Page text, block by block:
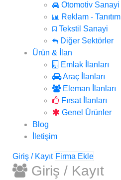
Otomotiv Sanayi
Reklam - Tanıtım
Tekstil Sanayi
Diğer Sektörler
Ürün & İlan
Emlak İlanları
Araç İlanları
Eleman İlanları
Fırsat İlanları
Genel Ürünler
Blog
İletişim
Giriş / Kayıt Firma Ekle
Giriş / Kayıt